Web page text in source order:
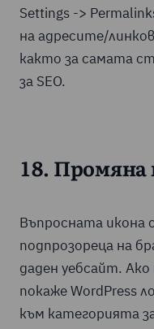
Settings ->
на адресите/
както за самата
за SEO.
18. Промяна
Въпросната икона
подпрозореца на
даден уебсайт.
покаже WordPress
към категорията